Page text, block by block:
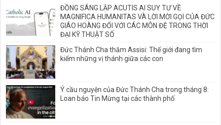
ĐỒNG SÁNG LẬP ACUTIS AI SUY TƯ VỀ
MAGNIFICA HUMANITAS VÀ LỜI MỜI GỌI CỦA ĐỨC
GIÁO HOÀNG ĐỐI VỚI CÁC MÔN ĐỆ TRONG THỜI
ĐẠI KỸ THUẬT SỐ
Đức Thánh Cha thăm Assisi: Thế giới đang tìm
kiếm những vị thánh giữa các con
Ý cầu nguyện của Đức Thánh Cha trong tháng 8:
Loan báo Tin Mừng tại các thành phố